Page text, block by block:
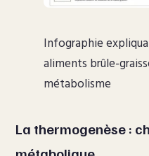
Infographie
aliments brûle-
métabolisme
La thermogenèse :